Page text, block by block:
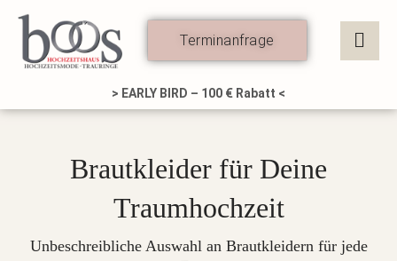
Zum
Inhalt
springen
Terminanfrage
> EARLY BIRD – 100 € Rabatt <
Brautkleider für Deine
Traumhochzeit
Unbeschreibliche Auswahl an Brautkleidern für jede